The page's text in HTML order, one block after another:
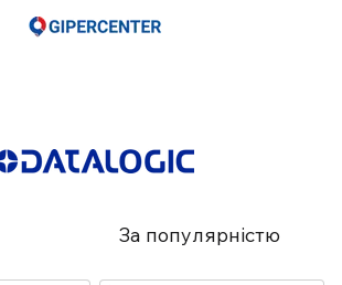
За популярністю